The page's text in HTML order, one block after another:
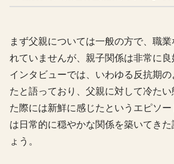
まず父親については一般の方で、職
れていませんが、親子関係は非常に良
インタビューでは、いわゆる反抗期
たと語っており、父親に対して冷た
た際には新鮮に感じたというエピソ
は日常的に穏やかな関係を築いてき
ょう。